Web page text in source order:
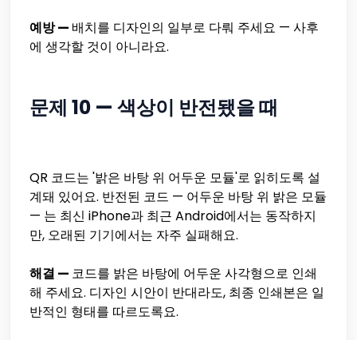
예방 — 배치를 디자인의 일부로 다뤄 주세요 — 사후
에 생각할 것이 아니라요.
문제 10 — 색상이 반전됐을 때
QR 코드는 '밝은 바탕 위 어두운 모듈'로 읽히도록 설
계돼 있어요. 반전된 코드 — 어두운 바탕 위 밝은 모듈
— 는 최신 iPhone과 최근 Android에서는 동작하지
만, 오래된 기기에서는 자주 실패해요.
해결 — 코드를 밝은 바탕에 어두운 사각형으로 인쇄
해 주세요. 디자인 시안이 반대라도, 최종 인쇄본은 일
반적인 형태를 따르도록요.